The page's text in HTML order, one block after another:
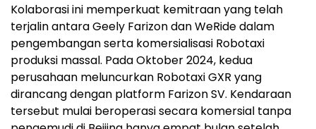
Kolaborasi ini memperkuat kemitraan yang telah
terjalin antara Geely Farizon dan WeRide dalam
pengembangan serta komersialisasi Robotaxi
produksi massal. Pada Oktober 2024, kedua
perusahaan meluncurkan Robotaxi GXR yang
dirancang dengan platform Farizon SV. Kendaraan
tersebut mulai beroperasi secara komersial tanpa